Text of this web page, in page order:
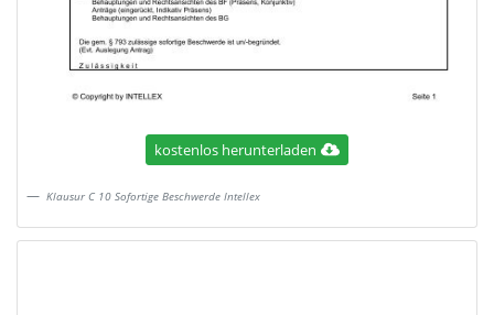
kostenlos herunterladen
Klausur C 10 Sofortige Beschwerde Intellex